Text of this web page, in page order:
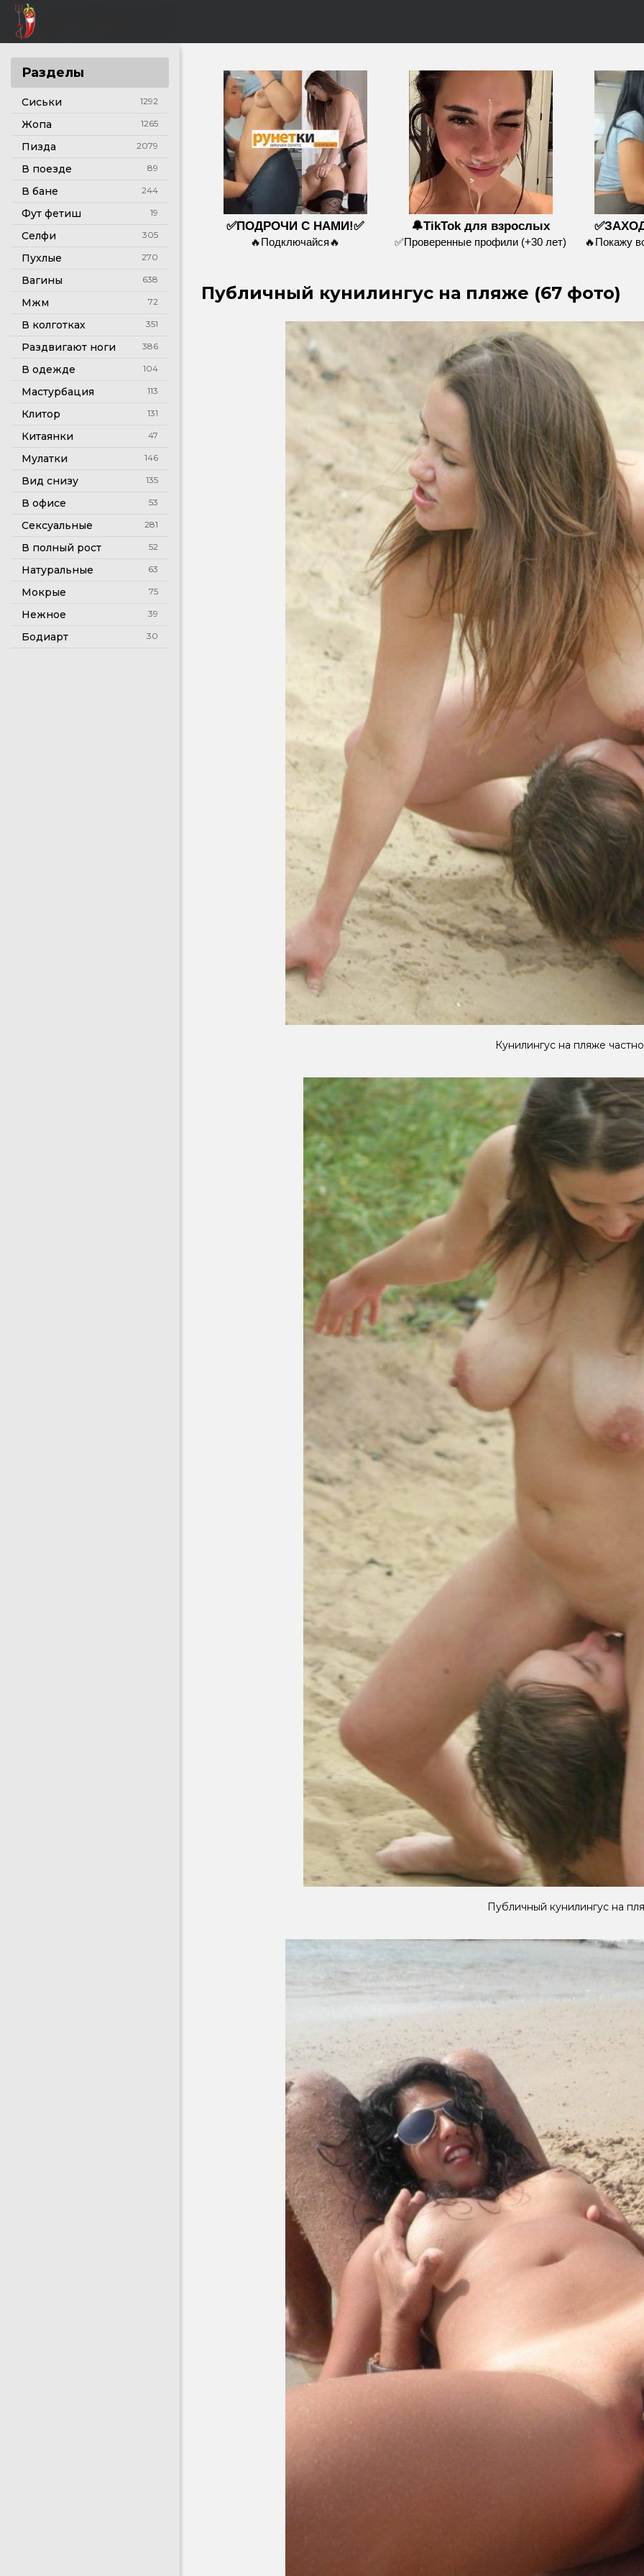
Разделы
Сиськи 1292
Жопа 1265
Пизда 2079
В поезде 89
В бане 244
Фут фетиш 19
Селфи 305
Пухлые 270
Вагины 638
Мжм 72
В колготках 351
Раздвигают ноги 386
В одежде 104
Мастурбация 113
Клитор 131
Китаянки 47
Мулатки 146
Вид снизу 135
В офисе 53
Сексуальные 281
В полный рост 52
Натуральные 63
Мокрые 75
Нежное 39
Бодиарт 30
✅ПОДРОЧИ С НАМИ!✅
🔥Подключайся🔥
🔔TikTok для взрослых
✅Проверенные профили (+30 лет) 🔥Покажу
Публичный кунилингус на пляже (67 фото)
Кунилингус на пляже
Публичный кунилингус на